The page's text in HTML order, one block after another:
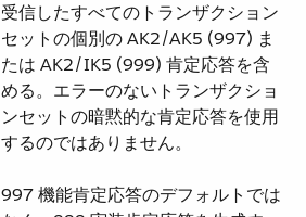
受信したすべてのトランザクション
セットの個別の AK2/AK5 (997) ま
たは AK2/IK5 (999) 肯定応答を含
める。エラーのないトランザクショ
ンセットの暗黙的な肯定応答を使用
するのではありません。
997 機能肯定応答のデフォルトでは